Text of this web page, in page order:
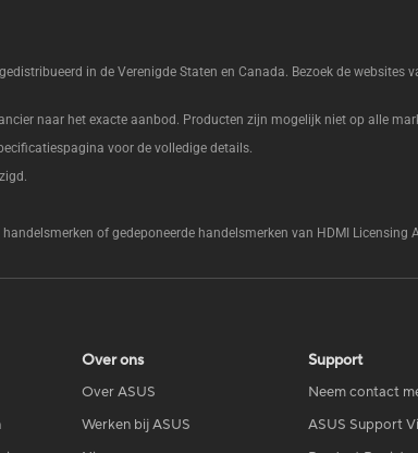
in de Verenigde Staten en Canada. Bezoek de websites
naar het exacte aanbod. Producten zijn mogelijk niet op alle
voor de volledige details.
of gedeponeerde handelsmerken van HDMI Licensing
Over ons
Over ASUS
Werken bij ASUS
Support
Neem contact
ASUS Support